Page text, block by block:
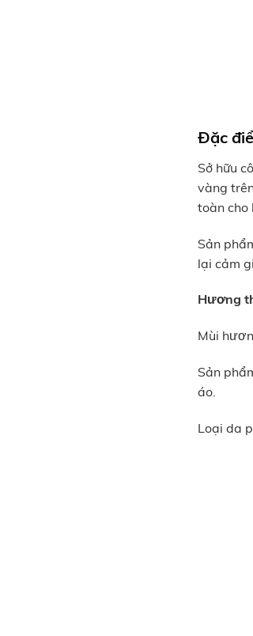
Đặc
Sở hữu
vàng
toàn
Sản
lại cảm
Hương
Mùi
Sản
áo.
Loại‎ da